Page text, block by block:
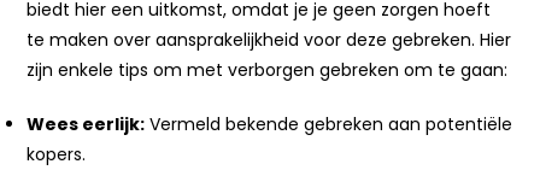
biedt hier een uitkomst, omdat je je geen zorgen hoeft
te maken over aansprakelijkheid voor deze gebreken. Hier
zijn enkele tips om met verborgen gebreken om te gaan:
Wees eerlijk: Vermeld bekende gebreken aan potentiële
kopers.